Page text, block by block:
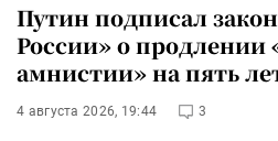
Путин подписал
России» о продлении
амнистии» на пять
4 августа 2026, 19:44 3